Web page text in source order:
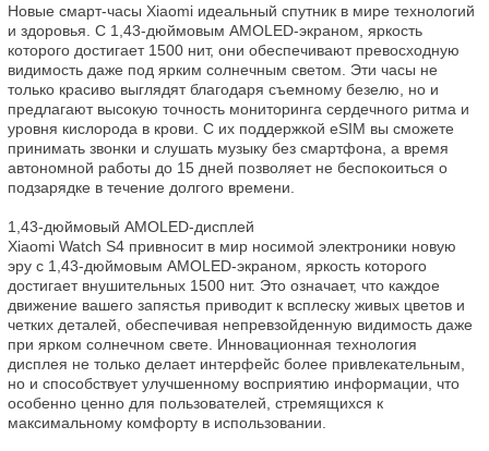
Новые смарт-часы Xiaomi идеальный спутник в мире технологий
и здоровья. С 1,43-дюймовым AMOLED-экраном, яркость
которого достигает 1500 нит, они обеспечивают превосходную
видимость даже под ярким солнечным светом. Эти часы не
только красиво выглядят благодаря съемному безелю, но и
предлагают высокую точность мониторинга сердечного ритма и
уровня кислорода в крови. С их поддержкой eSIM вы сможете
принимать звонки и слушать музыку без смартфона, а время
автономной работы до 15 дней позволяет не беспокоиться о
подзарядке в течение долгого времени.
1,43-дюймовый AMOLED-дисплей
Xiaomi Watch S4 привносит в мир носимой электроники новую
эру с 1,43-дюймовым AMOLED-экраном, яркость которого
достигает внушительных 1500 нит. Это означает, что каждое
движение вашего запястья приводит к всплеску живых цветов и
четких деталей, обеспечивая непревзойденную видимость даже
при ярком солнечном свете. Инновационная технология
дисплея не только делает интерфейс более привлекательным,
но и способствует улучшенному восприятию информации, что
особенно ценно для пользователей, стремящихся к
максимальному комфорту в использовании.